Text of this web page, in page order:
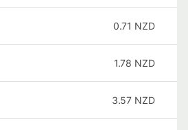
0.71 NZD
1.78 NZD
3.57 NZD